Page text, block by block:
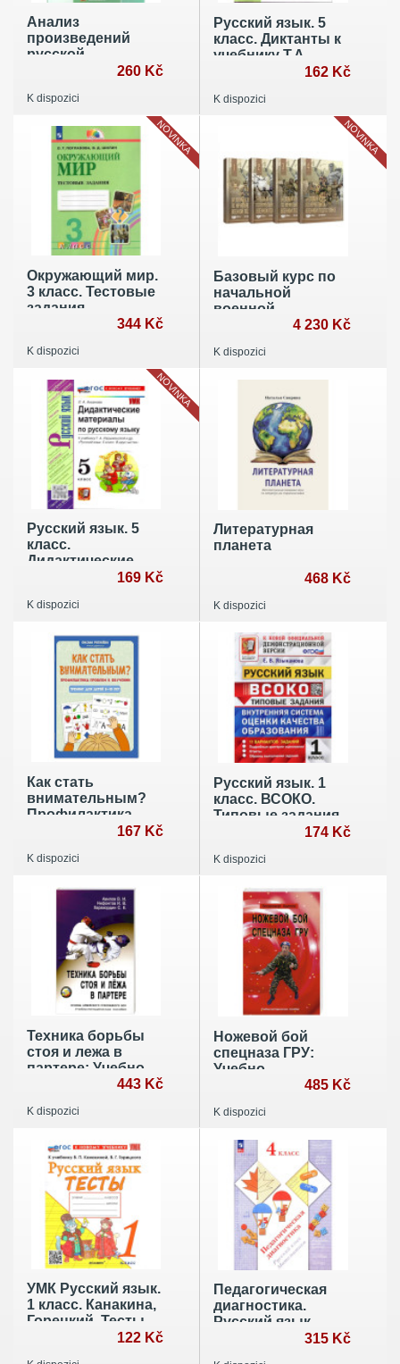
Анализ
произведений
русской
литературы. 9260 Kč
K dispozici
Русский язык. 5
класс. Диктанты к
учебнику Т.А.
Ладыженской162 Kč
K dispozici
Окружающий мир.
3 класс. Тестовые
задания
344 Kč
K dispozici
NOVINKA
Базовый курс по
начальной
военной
подготовке. В 4-х
4 230 Kč
K dispozici
NOVINKA
Русский язык. 5
класс.
Дидактические
материалы к
Ладыженской
169 Kč
K dispozici
NOVINKA
Литературная
планета
468 Kč
K dispozici
Как стать
внимательным?
Профилактика
для детей 9-10 лет
167 Kč
K dispozici
Русский язык. 1
класс. ВСОКО.
Типовые задания.
11 вариантов.174 Kč
K dispozici
Техника борьбы
стоя и лежа в
партере: Учебно-
методическое443 Kč
K dispozici
Ножевой бой
спецназа ГРУ:
Учебно-
методическое485 Kč
K dispozici
УМК Русский язык.
1 класс. Канакина,
Горецкий. Тесты.
122 Kč
Педагогическая
диагностика.
Русский язык.
Математика: 4315 Kč